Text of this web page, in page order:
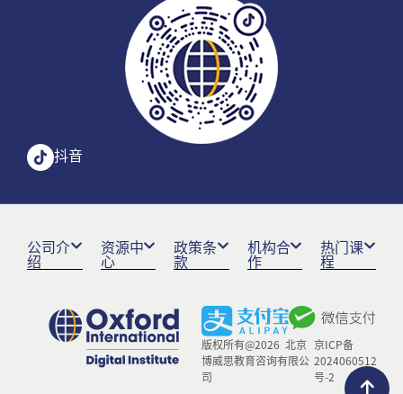
抖音
公司介
绍
资源中
心
政策条
款
机构合
作
热门课
程
版权所有@2026 北京
博威思教育咨询有限公
司
京ICP备
2024060512
号-2